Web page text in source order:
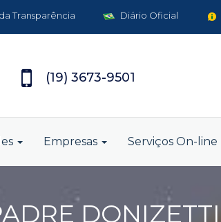
Diário Oficial
Transparência
(19) 3673-9501
Empresas Serviços On-line
DONIZETTI